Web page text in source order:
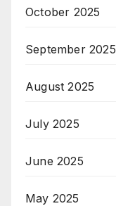
October 2025
September 2025
August 2025
July 2025
June 2025
May 2025